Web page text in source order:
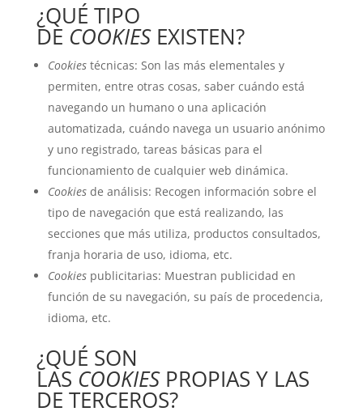
¿QUÉ TIPO
DE COOKIESEXISTEN?
Cookiestécnicas: Son las más elementales y
permiten, entre otras cosas, saber cuándo está
navegando un humano o una aplicación
automatizada, cuándo navega un usuario anónimo
y uno registrado, tareas básicas para el
funcionamiento de cualquier web dinámica.
Cookiesde análisis: Recogen información sobre el
tipo de navegación que está realizando, las
secciones que más utiliza, productos consultados,
franja horaria de uso, idioma, etc.
Cookiespublicitarias: Muestran publicidad en
función de su navegación, su país de procedencia,
idioma, etc.
¿QUÉ SON
LAS COOKIESPROPIAS Y LAS
DE TERCEROS?